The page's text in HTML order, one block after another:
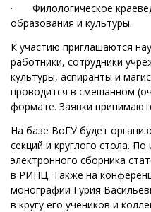
· Филологическое
образования и культуры.
К участию приглашаются
работники, сотрудники
культуры, аспиранты и
проводится в смешанном
формате. Заявки
На базе ВоГУ будет
секций и круглого стола.
электронного сборника
в РИНЦ. Также на
монографии Гурия
в кругу его учеников и